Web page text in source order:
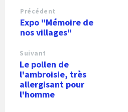
Précédent
Expo "Mémoire de
nos villages"
Suivant
Le pollen de
l'ambroisie, très
allergisant pour
l'homme